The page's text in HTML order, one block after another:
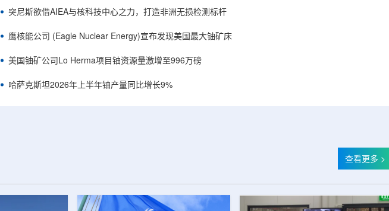
丹伯里和贝瑟尔三个地点的业务。该设施预计于
2027年初投入使用，若最终设计和租户装修工...
与 Cameco、Kazatomprom、Centrus、Oklo、
NuScale、X-energy、三菱重...
突尼斯欲借AIEA与核科技中心之力，打造非洲无损检测标杆
鹰核能公司 (Eagle Nuclear Energy)宣布发现美国最大铀矿床
美国铀矿公司Lo Herma项目铀资源量激增至996万磅
哈萨克斯坦2026年上半年铀产量同比增长9%
查看更多 >